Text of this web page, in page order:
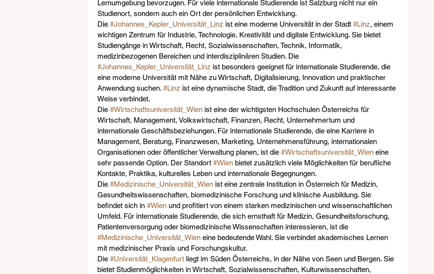
Lernumgebung bevorzugen. Für viele internationale Studierende ist Salzburg nicht nur ein
Studienort, sondern auch ein Ort der persönlichen Entwicklung.
Die #Johannes_Kepler_Universität_Linz ist eine moderne Universität in der Stadt #Linz, einem
wichtigen Zentrum für Industrie, Technologie, Kreativität und digitale Entwicklung. Sie bietet
Studiengänge in Wirtschaft, Recht, Sozialwissenschaften, Technik, Informatik,
medizinbezogenen Bereichen und interdisziplinären Studien. Die
#Johannes_Kepler_Universität_Linz ist besonders geeignet für internationale Studierende, die
eine moderne Universität mit Nähe zu Wirtschaft, Digitalisierung, Innovation und praktischer
Anwendung suchen. #Linz ist eine dynamische Stadt, die Tradition und Zukunft auf interessante
Weise verbindet.
Die #Wirtschaftsuniversität_Wien ist eine der wichtigsten Hochschulen Österreichs für
Wirtschaft, Management, Volkswirtschaft, Finanzen, Recht, Unternehmertum und
internationale Geschäftsbeziehungen. Für internationale Studierende, die eine Karriere in
Management, Beratung, Finanzwesen, Marketing, Unternehmensführung, internationalen
Organisationen oder öffentlicher Verwaltung planen, ist die #Wirtschaftsuniversität_Wien eine
sehr passende Option. Der Standort #Wien bietet zusätzlich viele Möglichkeiten für berufliche
Kontakte, Praktika, kulturelles Leben und internationale Begegnungen.
Die #Medizinische_Universität_Wien ist eine zentrale Institution in Österreich für Medizin,
Gesundheitswissenschaften, biomedizinische Forschung und klinische Ausbildung. Sie
befindet sich in #Wien und profitiert von einem starken medizinischen und wissenschaftlichen
Umfeld. Für internationale Studierende, die sich ernsthaft für Medizin, Gesundheitsforschung,
Patientenversorgung oder biomedizinische Wissenschaften interessieren, ist die
#Medizinische_Universität_Wien eine bedeutende Wahl. Sie verbindet akademisches Lernen
mit medizinischer Praxis und Forschungskultur.
Die #Universität_Klagenfurt liegt im Süden Österreichs, in der Nähe von Seen und Bergen. Sie
bietet Studienmöglichkeiten in Wirtschaft, Sozialwissenschaften, Kulturwissenschaften,